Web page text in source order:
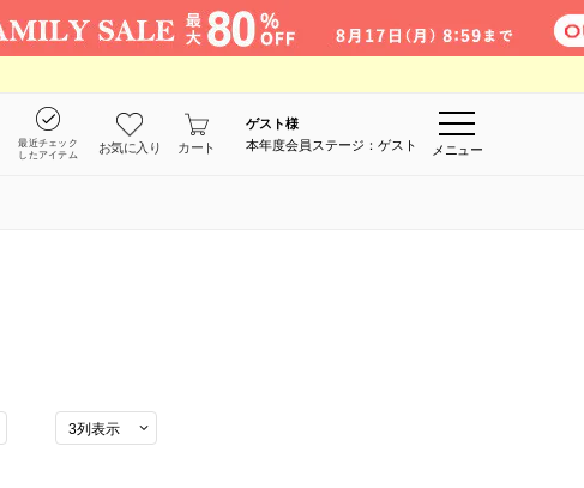
最近チェック
したアイテム
お気に入り カート
ゲスト様
本年度会員ステージ：ゲスト
メニュー